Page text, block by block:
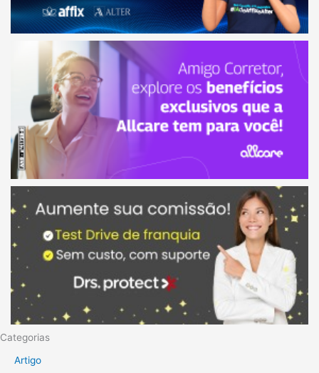
Categorias
Artigo